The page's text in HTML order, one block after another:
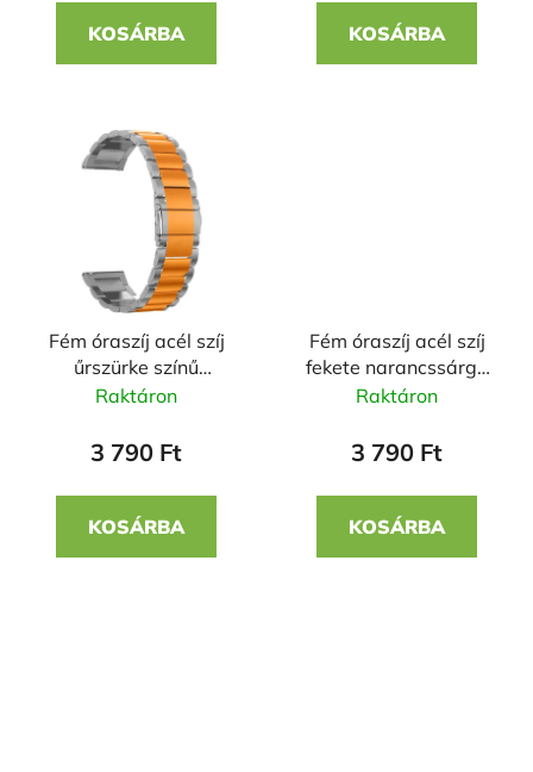
KOSÁRBA KOSÁRBA
Fém óraszíj acél szíj
űrszürke színű
narancssárga csíkkal
Raktáron
3 790 Ft
KOSÁRBA
Fém óraszíj acél szíj
fekete narancssárga
csíkkal 22 mm
Raktáron
3 790 Ft
KOSÁRBA